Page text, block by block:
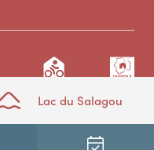
Lac du Salagou